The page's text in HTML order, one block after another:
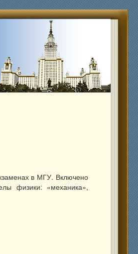
в МГУ. Включено
физики: «механика»,